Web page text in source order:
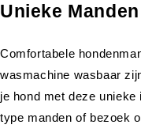
Unieke Manden
Comfortabele
wasmachine wasbaar
je hond met deze
type manden of bezoek